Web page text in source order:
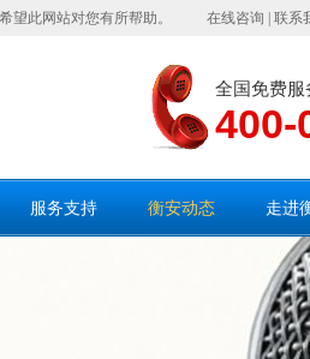
望此网站对您有所帮助。 在线咨询 联系
全国免费服
400-
服务支持 衡安动态 走进